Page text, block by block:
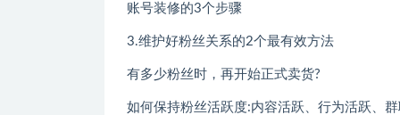
账号装修的3个步骤
3.维护好粉丝关系的2个最有效方法
有多少粉丝时，再开始正式卖货?
如何保持粉丝活跃度:内容活跃、行为活跃、